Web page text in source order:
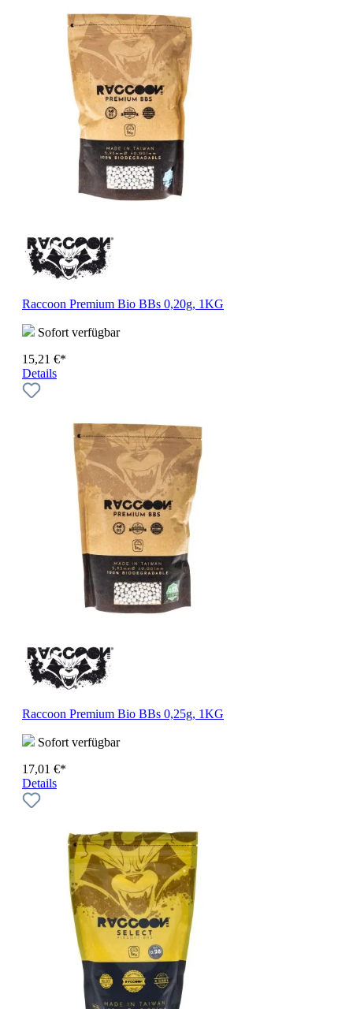
Raccoon Premium Bio BBs 0,20g, 1KG
Sofort verfügbar
15,21 €*
Details
Raccoon Premium Bio BBs 0,25g, 1KG
Sofort verfügbar
17,01 €*
Details